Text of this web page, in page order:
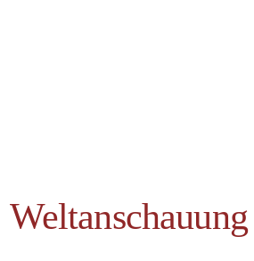
Weltanschauung